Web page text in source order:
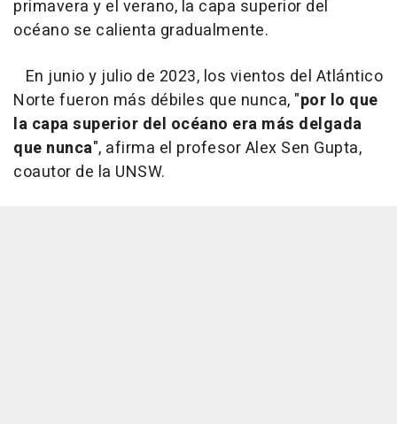
primavera y el verano, la capa superior del
océano se calienta gradualmente.
En junio y julio de 2023, los vientos del Atlántico
Norte fueron más débiles que nunca, "por lo que
la capa superior del océano era más delgada
que nunca", afirma el profesor Alex Sen Gupta,
coautor de la UNSW.